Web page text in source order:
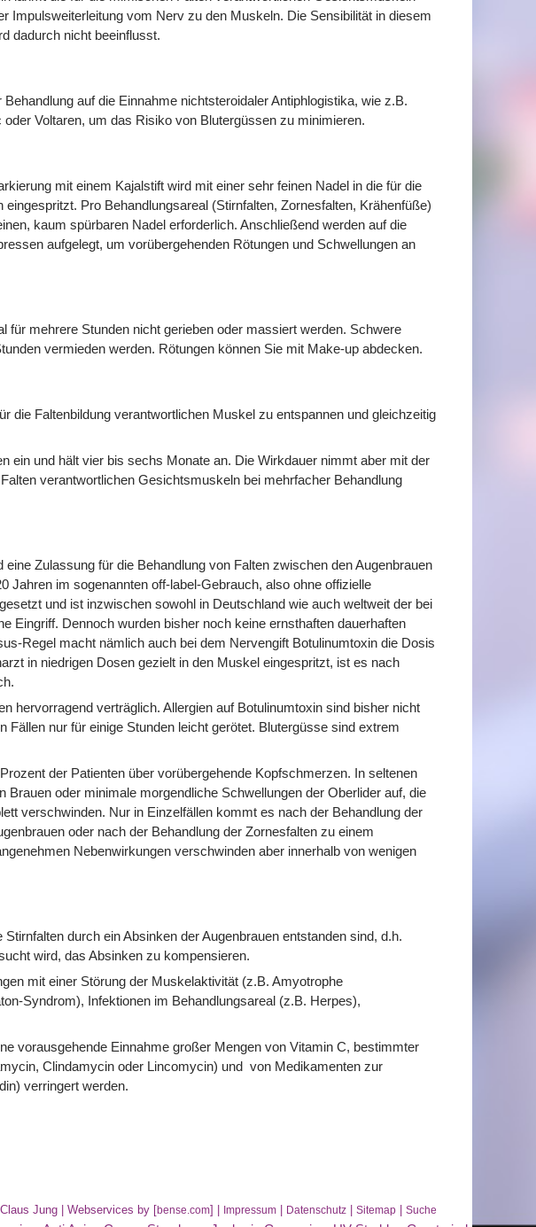
Impulsweiterleitung vom Nerv zu den Muskeln. Die Sensibilität in diesem
dadurch nicht beeinflusst.
auf die Einnahme nichtsteroidaler Antiphlogistika, wie z.B.
Voltaren, um das Risiko von Blutergüssen zu minimieren.
mit einem Kajalstift wird mit einer sehr feinen Nadel in die für die
Pro Behandlungsareal (Stirnfalten, Zornesfalten, Krähenfüße)
kaum spürbaren Nadel erforderlich. Anschließend werden auf die
aufgelegt, um vorübergehenden Rötungen und Schwellungen an
für mehrere Stunden nicht gerieben oder massiert werden. Schwere
vermieden werden. Rötungen können Sie mit Make-up abdecken.
die Faltenbildung verantwortlichen Muskel zu entspannen und gleichzeitig
ein und hält vier bis sechs Monate an. Die Wirkdauer nimmt aber mit der
verantwortlichen Gesichtsmuskeln bei mehrfacher Behandlung
Zulassung für die Behandlung von Falten zwischen den Augenbrauen
Jahren im sogenannten off-label-Gebrauch, also ohne offizielle
und ist inzwischen sowohl in Deutschland wie auch weltweit der bei
Eingriff. Dennoch wurden bisher noch keine ernsthaften dauerhaften
Regel macht nämlich auch bei dem Nervengift Botulinumtoxin die Dosis
in niedrigen Dosen gezielt in den Muskel eingespritzt, ist es nach
hervorragend verträglich. Allergien auf Botulinumtoxin sind bisher nicht
Fällen nur für einige Stunden leicht gerötet. Blutergüsse sind extrem
der Patienten über vorübergehende Kopfschmerzen. In seltenen
Brauen oder minimale morgendliche Schwellungen der Oberlider auf, die
verschwinden. Nur in Einzelfällen kommt es nach der Behandlung der
oder nach der Behandlung der Zornesfalten zu einem
Nebenwirkungen verschwinden aber innerhalb von wenigen
durch ein Absinken der Augenbrauen entstanden sind, d.h.
wird, das Absinken zu kompensieren.
mit einer Störung der Muskelaktivität (z.B. Amyotrophe
Syndrom), Infektionen im Behandlungsareal (z.B. Herpes),
vorausgehende Einnahme großer Mengen von Vitamin C, bestimmter
Clindamycin oder Lincomycin) und von Medikamenten zur
verringert werden.
Jung | Webservices by [bense.com] | Impressum Datenschutz Sitemap Suche